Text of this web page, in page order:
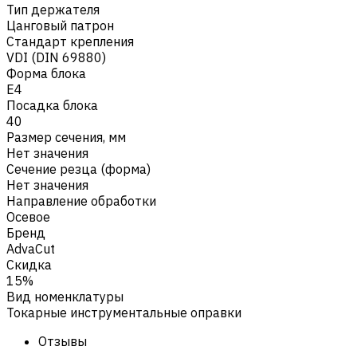
Тип держателя
Цанговый патрон
Стандарт крепления
VDI (DIN 69880)
Форма блока
E4
Посадка блока
40
Размер сечения, мм
Нет значения
Сечение резца (форма)
Нет значения
Направление обработки
Осевое
Бренд
AdvaCut
Скидка
15%
Вид номенклатуры
Токарные инструментальные оправки
Отзывы